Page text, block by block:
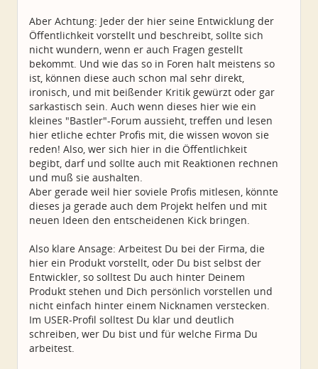
Aber Achtung: Jeder der hier seine Entwicklung der
Öffentlichkeit vorstellt und beschreibt, sollte sich
nicht wundern, wenn er auch Fragen gestellt
bekommt. Und wie das so in Foren halt meistens so
ist, können diese auch schon mal sehr direkt,
ironisch, und mit beißender Kritik gewürzt oder gar
sarkastisch sein. Auch wenn dieses hier wie ein
kleines "Bastler"-Forum aussieht, treffen und lesen
hier etliche echter Profis mit, die wissen wovon sie
reden! Also, wer sich hier in die Öffentlichkeit
begibt, darf und sollte auch mit Reaktionen rechnen
und muß sie aushalten.
Aber gerade weil hier soviele Profis mitlesen, könnte
dieses ja gerade auch dem Projekt helfen und mit
neuen Ideen den entscheidenen Kick bringen.
Also klare Ansage: Arbeitest Du bei der Firma, die
hier ein Produkt vorstellt, oder Du bist selbst der
Entwickler, so solltest Du auch hinter Deinem
Produkt stehen und Dich persönlich vorstellen und
nicht einfach hinter einem Nicknamen verstecken.
Im USER-Profil solltest Du klar und deutlich
schreiben, wer Du bist und für welche Firma Du
arbeitest.